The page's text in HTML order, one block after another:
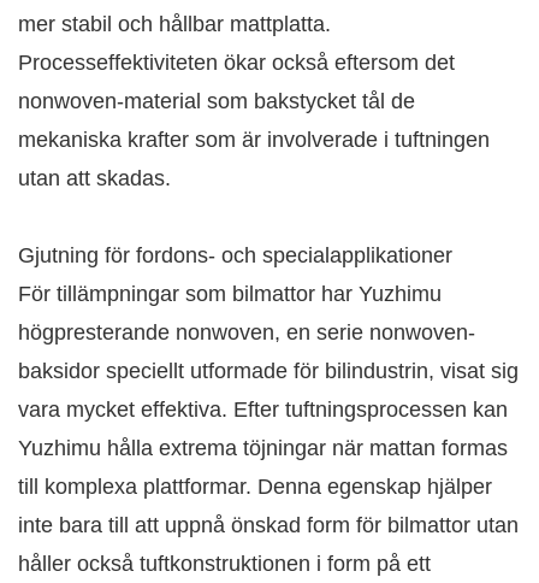
mer stabil och hållbar mattplatta.
Processeffektiviteten ökar också eftersom det
nonwoven-material som bakstycket tål de
mekaniska krafter som är involverade i tuftningen
utan att skadas.
Gjutning för fordons- och specialapplikationer
För tillämpningar som bilmattor har Yuzhimu
högpresterande nonwoven, en serie nonwoven-
baksidor speciellt utformade för bilindustrin, visat sig
vara mycket effektiva. Efter tuftningsprocessen kan
Yuzhimu hålla extrema töjningar när mattan formas
till komplexa plattformar. Denna egenskap hjälper
inte bara till att uppnå önskad form för bilmattor utan
håller också tuftkonstruktionen i form på ett